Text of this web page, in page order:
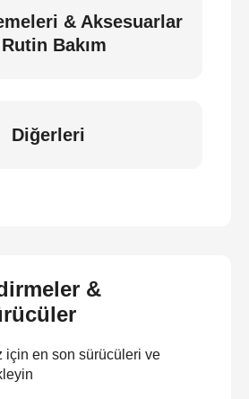
& Aksesuarlar
Bakım
Diğerleri
&
için en son sürücüleri ve